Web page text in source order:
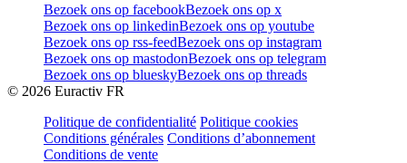
Bezoek ons op facebookBezoek ons op x
Bezoek ons op linkedinBezoek ons op youtube
Bezoek ons op rss-feedBezoek ons op instagram
Bezoek ons op mastodonBezoek ons op telegram
Bezoek ons op blueskyBezoek ons op threads
© 2026 Euractiv FR
Politique de confidentialité Politique cookies
Conditions générales Conditions d’abonnement
Conditions de vente